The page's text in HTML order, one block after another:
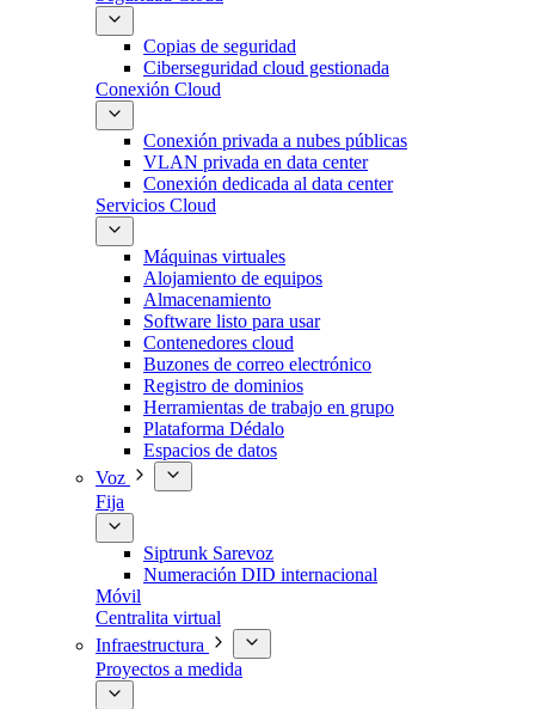
Copias de seguridad
Ciberseguridad cloud gestionada
Conexión Cloud
Conexión privada a nubes públicas
VLAN privada en data center
Conexión dedicada al data center
Servicios Cloud
Máquinas virtuales
Alojamiento de equipos
Almacenamiento
Software listo para usar
Contenedores cloud
Buzones de correo electrónico
Registro de dominios
Herramientas de trabajo en grupo
Plataforma Dédalo
Espacios de datos
Voz
Fija
Siptrunk Sarevoz
Numeración DID internacional
Móvil
Centralita virtual
Infraestructura
Proyectos a medida